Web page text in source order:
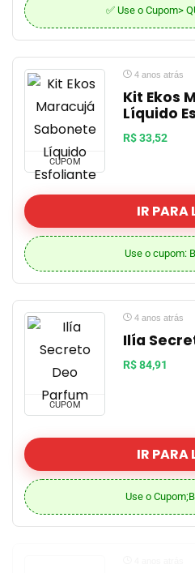
✅ Use o Cupom>
CUPOM
4 anos atrás
Kit Ekos
Líquido
R$ 33,52
IR PARA
Use o cupom:
CUPOM
4 anos atrás
Ilía
R$ 84,91
IR PARA
Use o